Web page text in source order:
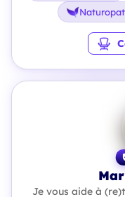
Je vous aide à